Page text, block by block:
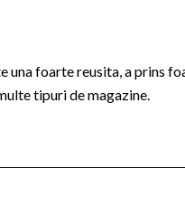
una foarte reusita, a prins
tipuri de magazine.